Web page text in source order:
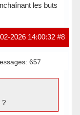
les buts
#8
2026 14:00:32
657
?